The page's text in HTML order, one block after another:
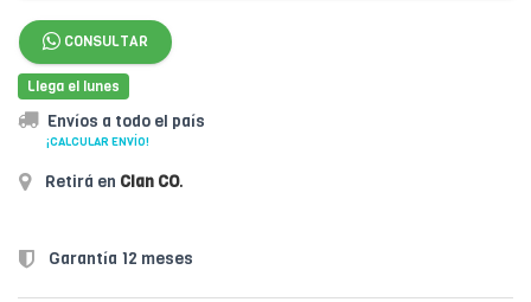
CONSULTAR
Llega el lunes
Envíos a todo el país
¡CALCULAR ENVÍO!
Retirá en Clan CO.
Garantía 12 meses